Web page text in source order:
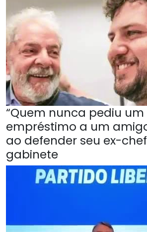
“Quem nunca pediu um
empréstimo a um
ao defender seu ex-
gabinete